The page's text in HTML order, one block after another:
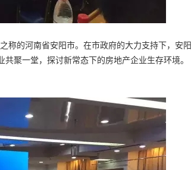
的河南省安阳市。在市政府的大力支持下，安阳
聚一堂，探讨新常态下的房地产企业生存环境。